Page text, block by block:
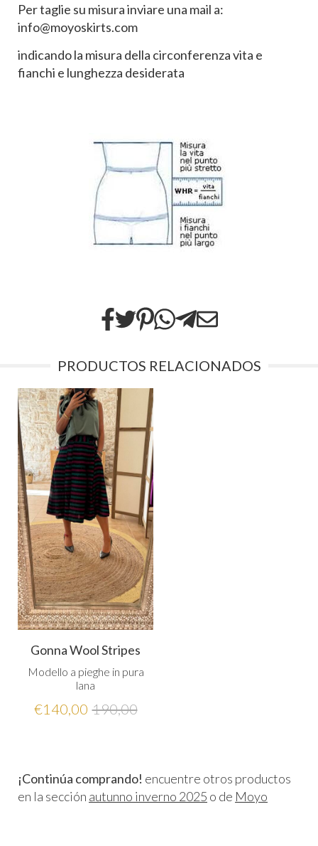
Per taglie su misura inviare una mail a:
info@moyoskirts.com
indicando la misura della circonferenza vita e
fianchi e lunghezza desiderata
PRODUCTOS RELACIONADOS
Gonna Wool Stripes
Modello a pieghe in pura
lana
€140,00 190,00
¡Continúa comprando! encuentre otros productos
en la sección autunno inverno 2025 o de Moyo